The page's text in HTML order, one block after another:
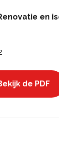
en
de PDF